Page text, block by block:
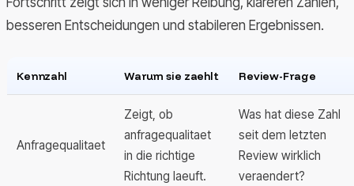
besseren Entscheidungen und stabileren Ergebnissen.
Kennzahl Warum sie zaehlt Review-Frage
Anfragequalitaet
Zeigt, ob
anfragequalitaet
in die richtige
Richtung laeuft.
Was hat diese Zahl
seit dem letzten
Review wirklich
veraendert?